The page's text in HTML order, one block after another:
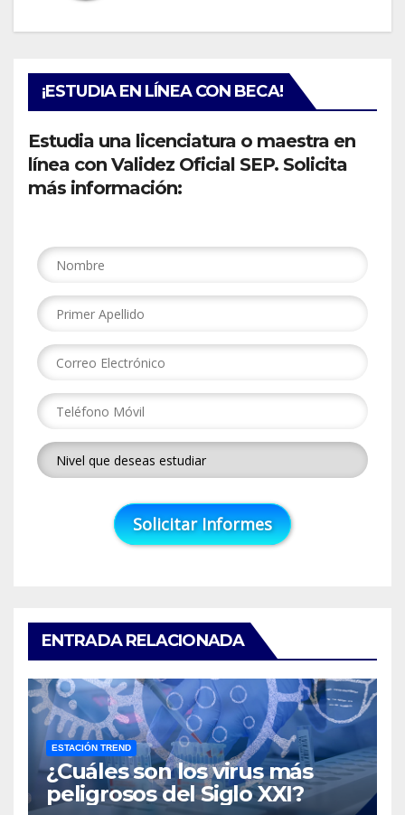
¡ESTUDIA EN LÍNEA CON BECA!
Estudia una licenciatura o maestra en
línea con Validez Oficial SEP. Solicita
más información:
ENTRADA RELACIONADA
ESTACIÓN TREND
¿Cuáles son los virus más
peligrosos del Siglo XXI?